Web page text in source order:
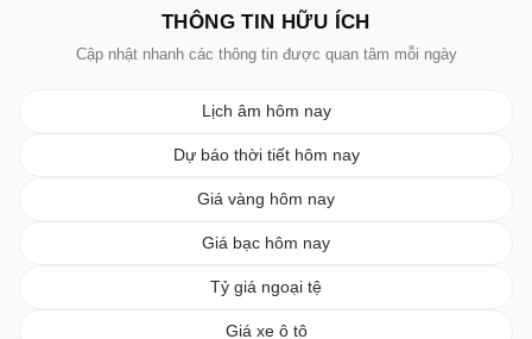
THÔNG TIN HỮU ÍCH
Cập nhật nhanh các thông tin được quan tâm mỗi ngày
Lịch âm hôm nay
Dự báo thời tiết hôm nay
Giá vàng hôm nay
Giá bạc hôm nay
Tỷ giá ngoại tệ
Giá xe ô tô